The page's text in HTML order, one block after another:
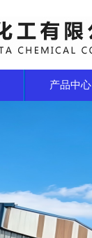
产品中心